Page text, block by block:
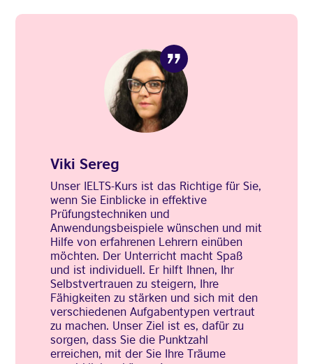
Viki Sereg
Unser IELTS-Kurs ist das Richtige für Sie,
wenn Sie Einblicke in effektive
Prüfungstechniken und
Anwendungsbeispiele wünschen und mit
Hilfe von erfahrenen Lehrern einüben
möchten. Der Unterricht macht Spaß
und ist individuell. Er hilft Ihnen, Ihr
Selbstvertrauen zu steigern, Ihre
Fähigkeiten zu stärken und sich mit den
verschiedenen Aufgabentypen vertraut
zu machen. Unser Ziel ist es, dafür zu
sorgen, dass Sie die Punktzahl
erreichen, mit der Sie Ihre Träume